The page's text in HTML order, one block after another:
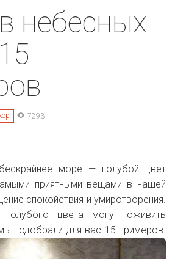
небесных
7293
море — голубой цвет
приятными вещами в нашей
спокойствия и умиротворения.
цвета могут оживить
подобрали для вас 15 примеров.